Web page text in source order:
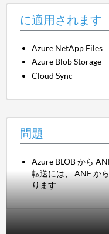
に適用されます
Azure NetApp Files
Azure Blob Storage
Cloud Sync
問題
Azure BLOB から
転送には、 ANF か
ります